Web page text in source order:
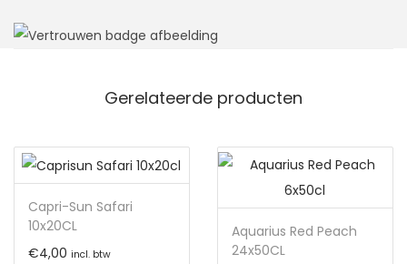
Gerelateerde producten
Capri-Sun Safari
10x20CL
€4,00 incl. btw
Aquarius Red Peach
24x50CL